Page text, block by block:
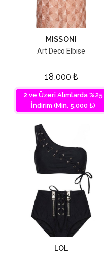
MISSONI
Art Deco Elbise
18,000 ₺
2 ve Üzeri Alımlarda %25
İndirim (Min. 5,000 ₺)
LOL